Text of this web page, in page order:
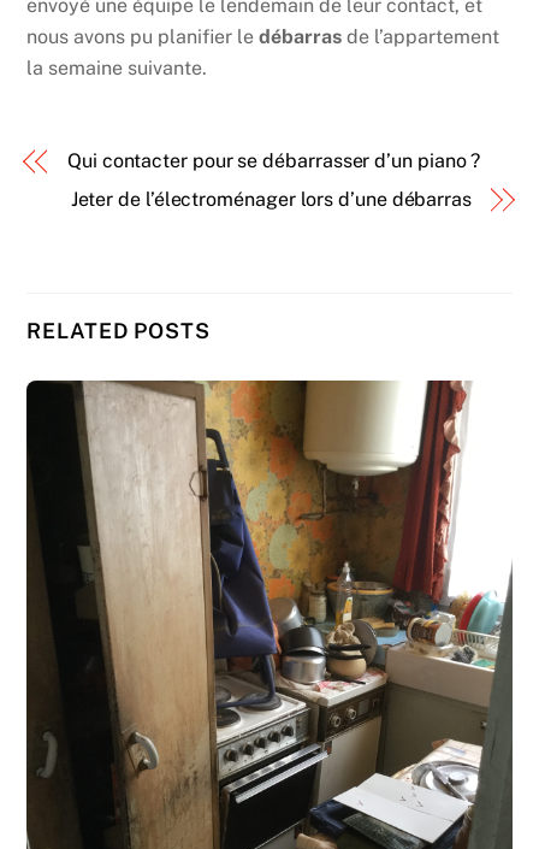
envoyé une équipe le lendemain de leur contact, et
nous avons pu planifier ledébarras de l’appartement
la semaine suivante.
Qui contacter pour se débarrasser d’un piano ?
Jeter de l’électroménager lors d’une débarras
RELATED POSTS